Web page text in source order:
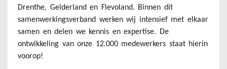
Drenthe, Gelderland en Flevoland. Binnen dit
samenwerkingsverband werken wij intensief met elkaar
samen en delen we kennis en expertise. De
ontwikkeling van onze 12.000 medewerkers staat hierin
voorop!